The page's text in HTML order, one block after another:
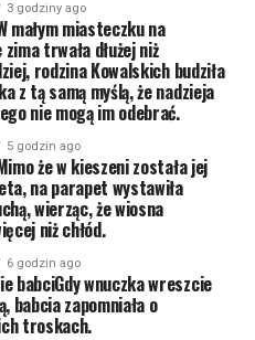
3 godziny ago
małym miasteczku na
trwała dłużej niż
rodzina Kowalskich budziła
z tą samą myślą, że nadzieja
nie mogą im odebrać.
5 godzin ago
że w kieszeni została jej
na parapet wystawiła
wierząc, że wiosna
niż chłód.
6 godzin ago
babciGdy wnuczka wreszcie
babcia zapomniała o
troskach.